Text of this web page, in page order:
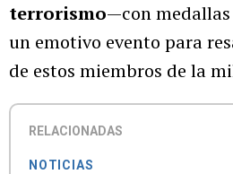
terrorismo—con
un emotivo evento para
de estos miembros de la
RELACIONADAS
NOTICIAS